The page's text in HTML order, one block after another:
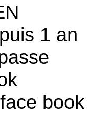
1 an
book